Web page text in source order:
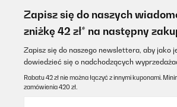
genügend Fächern. Leider ist bei unserer
knappen Jahr der Verschluss
nach gut 4-wöchiger Wartezeit kam eine
zurück. Laut Übersetzung in etwa, wir
ich soll mich an den Verkäufer wenden.....
kenne, die das Problemit den Verschlüssen
nächste Box von einem anderen Anbieter
Amazon-Benutzer
Zapisz się do naszych
zniżkę 42 zł* na następny
Zapisz się do naszego newslettera, aby jako
dowiedzieć się o nadchodzących
Rabatu 42 zł nie można łączyć z innymi kuponami.
zamówienia 420 zł.